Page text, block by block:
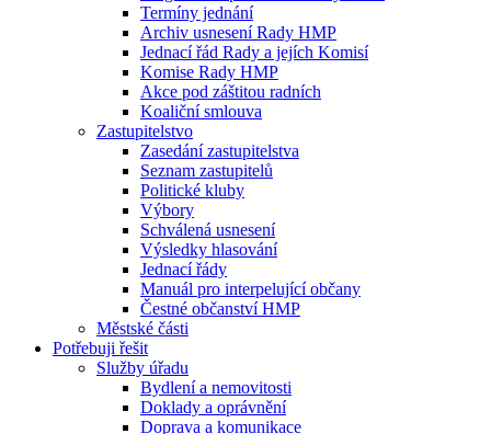
Termíny jednání
Archiv usnesení Rady HMP
Jednací řád Rady a jejích Komisí
Komise Rady HMP
Akce pod záštitou radních
Koaliční smlouva
Zastupitelstvo
Zasedání zastupitelstva
Seznam zastupitelů
Politické kluby
Výbory
Schválená usnesení
Výsledky hlasování
Jednací řády
Manuál pro interpelující občany
Čestné občanství HMP
Městské části
Potřebuji řešit
Služby úřadu
Bydlení a nemovitosti
Doklady a oprávnění
Doprava a komunikace